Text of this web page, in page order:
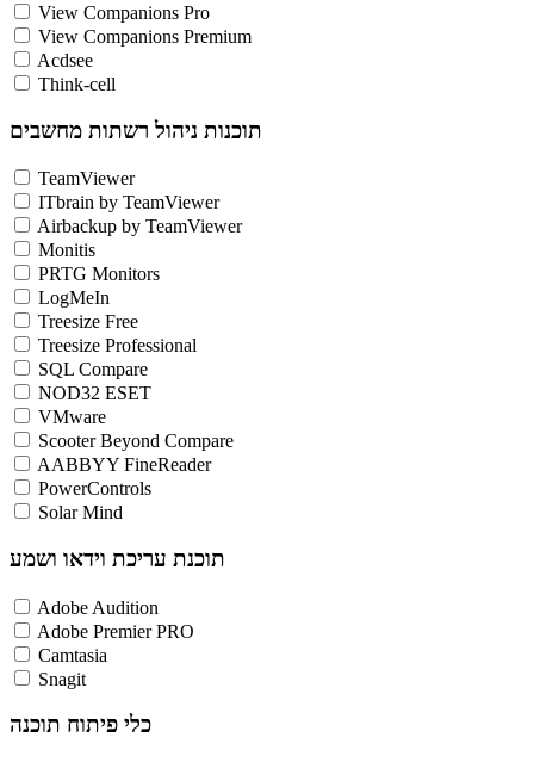
View Companions Pro
View Companions Premium
Acdsee
Think-cell
תוכנות ניהול רשתות מחשבים
TeamViewer
ITbrain by TeamViewer
Airbackup by TeamViewer
Monitis
PRTG Monitors
LogMeIn
Treesize Free
Treesize Professional
SQL Compare
NOD32 ESET
VMware
Scooter Beyond Compare
AABBYY FineReader
PowerControls
Solar Mind
תוכנת עריכת וידאו ושמע
Adobe Audition
Adobe Premier PRO
Camtasia
Snagit
כלי פיתוח תוכנה